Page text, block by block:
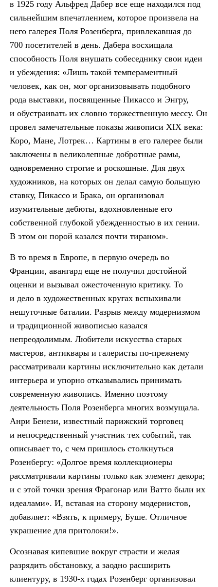
в 1925 году Альфред Дабер все еще находился под
сильнейшим впечатлением, которое произвела на
него галерея Поля Розенберга, привлекавшая до
700 посетителей в день. Дабера восхищала
способность Поля внушать собеседнику свои идеи
и убеждения: «Лишь такой темпераментный
человек, как он, мог организовывать подобного
рода выставки, посвященные Пикассо и Энгру,
и обустраивать их словно торжественную мессу. Он
провел замечательные показы живописи XIX века:
Коро, Мане, Лотрек… Картины в его галерее были
заключены в великолепные добротные рамы,
одновременно строгие и роскошные. Для двух
художников, на которых он делал самую большую
ставку, Пикассо и Брака, он организовал
изумительные дебюты, вдохновленные его
собственной глубокой убежденностью в их гении.
В этом он порой казался почти тираном».
В то время в Европе, в первую очередь во
Франции, авангард еще не получил достойной
оценки и вызывал ожесточенную критику. То
и дело в художественных кругах вспыхивали
нешуточные баталии. Разрыв между модернизмом
и традиционной живописью казался
непреодолимым. Любители искусства старых
мастеров, антиквары и галеристы по-прежнему
рассматривали картины исключительно как детали
интерьера и упорно отказывались принимать
современную живопись. Именно поэтому
деятельность Поля Розенберга многих возмущала.
Анри Бенези, известный парижский торговец
и непосредственный участник тех событий, так
описывает то, с чем пришлось столкнуться
Розенбергу: «Долгое время коллекционеры
рассматривали картины только как элемент декора;
и с этой точки зрения Фрагонар или Ватто были их
идеалами». И, вставая на сторону модернистов,
добавляет: «Взять, к примеру, Буше. Отличное
украшение для притолоки!».
Осознавая кипевшие вокруг страсти и желая
разрядить обстановку, а заодно расширить
клиентуру, в 1930-х годах Розенберг организовал